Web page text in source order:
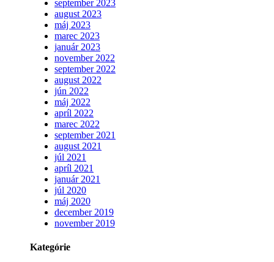
september 2023
august 2023
máj 2023
marec 2023
január 2023
november 2022
september 2022
august 2022
jún 2022
máj 2022
apríl 2022
marec 2022
september 2021
august 2021
júl 2021
apríl 2021
január 2021
júl 2020
máj 2020
december 2019
november 2019
Kategórie